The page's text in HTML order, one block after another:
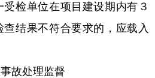
单位在项目建设期内有３
结果不符合要求的，应载入
处理监督